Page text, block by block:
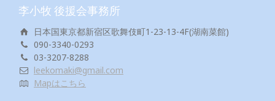
李小牧 後援会事務所
日本国東京都新宿区歌舞伎町1-23-13-4F(湖南菜館)
090-3340-0293
03-3207-8288
leekomaki@gmail.com
Mapはこちら